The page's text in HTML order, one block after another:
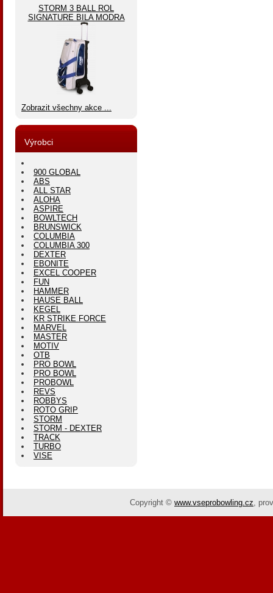
STORM 3 BALL ROL
SIGNATURE BILA MODRA
Zobrazit všechny akce ...
Výrobci
900 GLOBAL
ABS
ALL STAR
ALOHA
ASPIRE
BOWLTECH
BRUNSWICK
COLUMBIA
COLUMBIA 300
DEXTER
EBONITE
EXCEL COOPER
FUN
HAMMER
HAUSE BALL
KEGEL
KR STRIKE FORCE
MARVEL
MASTER
MOTIV
OTB
PRO BOWL
PRO BOWL
PROBOWL
REVS
ROBBYS
ROTO GRIP
STORM
STORM - DEXTER
TRACK
TURBO
VISE
Copyright © www.vseprobowling.cz,